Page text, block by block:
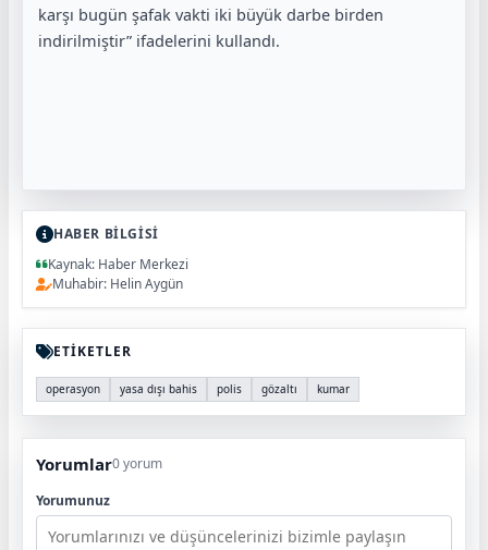
karşı bugün şafak vakti iki büyük darbe birden
indirilmiştir” ifadelerini kullandı.
HABER BİLGİSİ
Kaynak: Haber Merkezi
Muhabir: Helin Aygün
ETİKETLER
operasyon yasa dışı bahis polis gözaltı kumar
Yorumlar0 yorum
Yorumunuz